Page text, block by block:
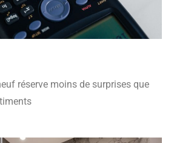
réserve moins de surprises que